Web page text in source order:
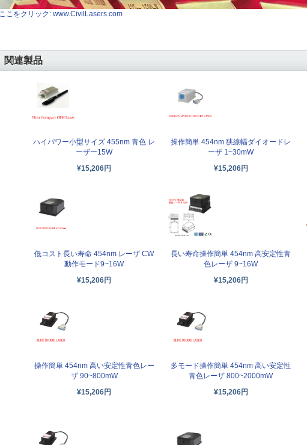
ここをクリック: www.CivilLasers.com
関連製品
ハイパワー小型サイズ 455nm 青色 レ
ーザー15W
¥15,206円
操作簡単 454nm 狭線幅ダイオードレ
ーザ 1~30mW
¥15,206円
低コスト長い寿命 454nm レーザ CW
動作モード9~16W
¥15,206円
長い寿命操作簡単 454nm 高安定性青
色レーザ 9~16W
¥15,206円
操作簡単 454nm 高い安定性青色レー
ザ 90~800mW
¥15,206円
多モード操作簡単 454nm 高い安定性
青色レーザ 800~2000mW
¥15,206円